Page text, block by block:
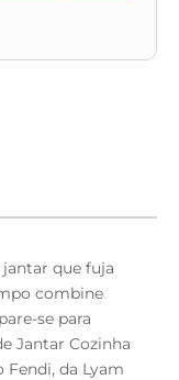
que fuja
combine
se para
Jantar Cozinha
Fendi, da Lyam